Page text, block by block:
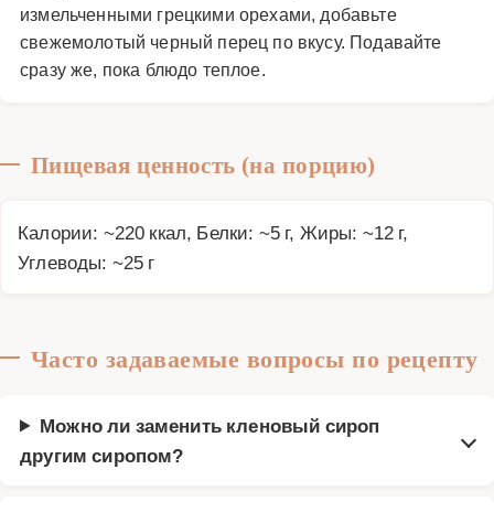
измельченными грецкими орехами, добавьте
свежемолотый черный перец по вкусу. Подавайте
сразу же, пока блюдо теплое.
Пищевая ценность (на порцию)
Калории: ~220 ккал, Белки: ~5 г, Жиры: ~12 г,
Углеводы: ~25 г
Часто задаваемые вопросы по рецепту
Можно ли заменить кленовый сироп
другим сиропом?